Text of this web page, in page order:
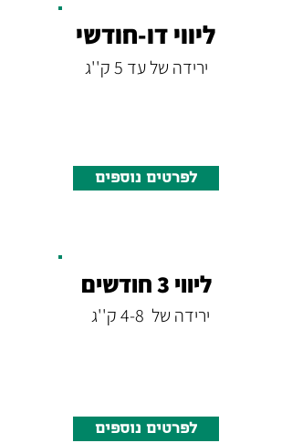
ליווי דו-חודשי
ירידה של עד 5 ק''ג
לפרטים נוספים
ליווי 3 חודשים
ירידה של 4-8 ק''ג
לפרטים נוספים